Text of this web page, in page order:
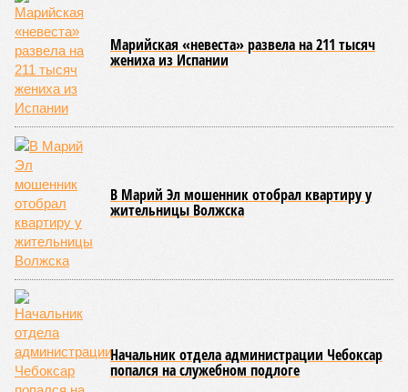
мероприятий в детских оздоровительных лагерях. В
нынешнем сезоне функционирует 299 таких учреждений,
причём 14 из них относятся к загородному типу. Сотрудники
ведомства осуществили 105 выездных проверок и
профилактических визитов, что позволило охватить
проверочными действиями значительную долю лагерей. По
итогам проведённых мероприятий различные нарушения
были зафиксированы в 33 учреждениях. В адрес
администраций этих объектов были вынесены
предписания, обязывающие устранить выявленные
недостатки.
Среди наиболее часто встречающихся нарушений
оказались следующие: ненадлежащее содержание
территории и несоблюдение санитарно-гигиенических норм
на ней; нарушения в процессе организации питания детей и
при обеспечении питьевого режима; а также
несвоевременное или неполное проведение медицинских
осмотров сотрудников лагерей.
Особый контроль был направлен на персонал,